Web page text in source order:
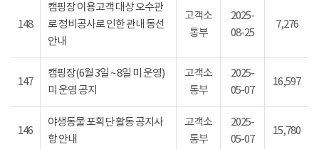
148
캠핑장 이용고객 대상 오수관
로 정비공사로 인한 관내 동선
안내
고객소
통부
2025-
08-25
7,276
147
캠핑장(6월 3일 ~ 8일 미 운영)
미 운영 공지
고객소
통부
2025-
05-07
16,597
146
야생동물 포획단 활동 공지사
항 안내
고객소
통부
2025-
05-07
15,780